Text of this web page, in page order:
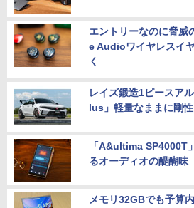
エントリーなのに脅
e Audioワイヤレスイ
く
レイズ鍛造1ピースア
lus」軽量なままに剛
「A&ultima SP4000T
るオーディオの醍醐味
メモリ32GBでも予算